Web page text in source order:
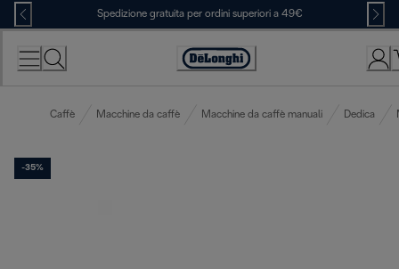
Skip
to
Content
Spedizione gratuita per ordini superiori a 49€
Accessibility
Caffè Macchine da caffè Macchine da caffè manuali Dedica
-35%